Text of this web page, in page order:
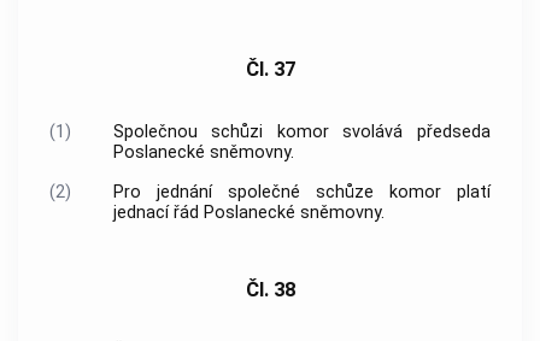
Čl. 37
(1)
Společnou schůzi komor svolává předseda
Poslanecké sněmovny.
(2)
Pro jednání společné schůze komor platí
jednací řád Poslanecké sněmovny.
Čl. 38